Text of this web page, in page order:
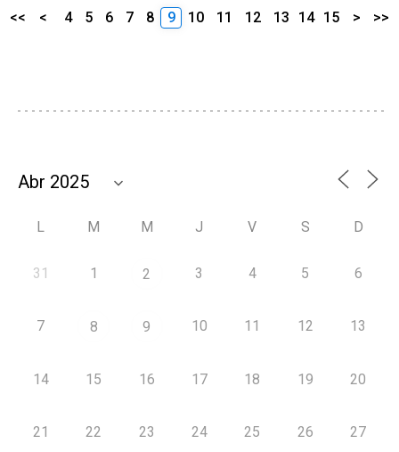
<< < 4 5 6 7 8 9 10 11 12 13 14 15 > >>
L M M J V S D
31 1 2 3 4 5 6
7 8 9 10 11 12 13
14 15 16 17 18 19 20
21 22 23 24 25 26 27